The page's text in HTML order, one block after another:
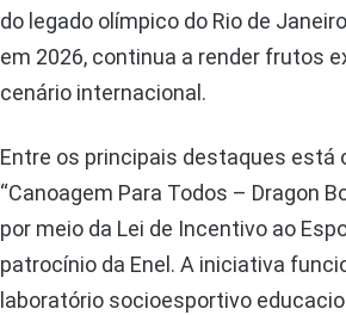
do legado olímpico do Rio de
em 2026, continua a render frutos
cenário internacional.
Entre os principais destaques está
“Canoagem Para Todos – Dragon
por meio da Lei de Incentivo ao
patrocínio da Enel. A iniciativa
laboratório socioesportivo